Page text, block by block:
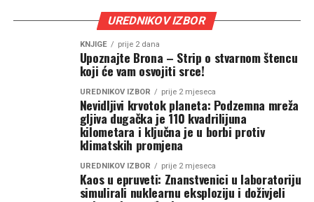
UREDNIKOV IZBOR
KNJIGE prije 2 dana
Upoznajte Brona – Strip o stvarnom štencu
koji će vam osvojiti srce!
UREDNIKOV IZBOR prije 2 mjeseca
Nevidljivi krvotok planeta: Podzemna mreža
gljiva dugačka je 110 kvadrilijuna
kilometara i ključna je u borbi protiv
klimatskih promjena
UREDNIKOV IZBOR prije 2 mjeseca
Kaos u epruveti: Znanstvenici u laboratoriju
simulirali nuklearnu eksploziju i doživjeli